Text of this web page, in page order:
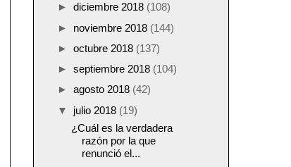
► diciembre 2018 (108)
► noviembre 2018 (144)
► octubre 2018 (137)
► septiembre 2018 (104)
► agosto 2018 (42)
▼ julio 2018 (19)
¿Cuál es la verdadera
razón por la que
renunció el...